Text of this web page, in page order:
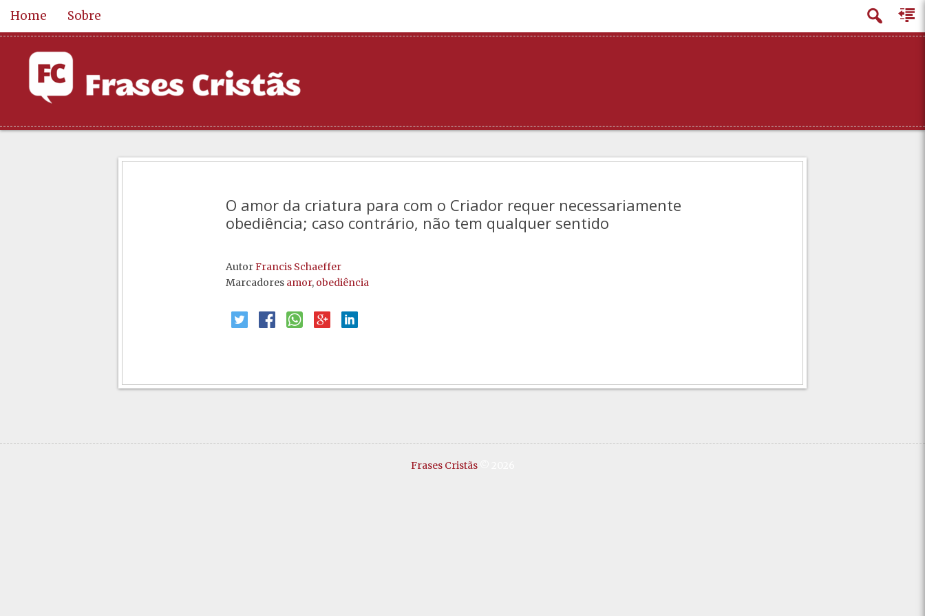
Home Sobre
O amor da criatura para com o Criador requer necessariamente
obediência; caso contrário, não tem qualquer sentido
AutorFrancis Schaeffer
Marcadores amor, obediência
Frases Cristãs© 2026